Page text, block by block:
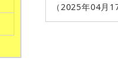
2025年04月